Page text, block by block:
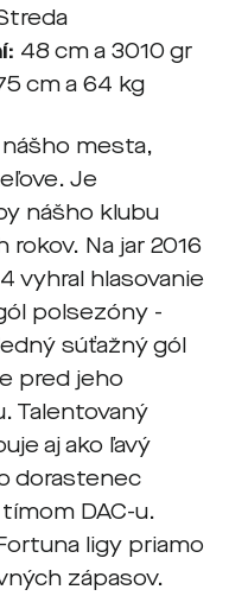
48 cm a 3010 gr
cm a 64 kg
mesta,
Je
nášho klubu
Na jar 2016
vyhral hlasovanie
polsezóny -
súťažný gól
pred jeho
Talentovaný
aj ako ľavý
dorastenec
DAC-u.
ligy priamo
zápasov.